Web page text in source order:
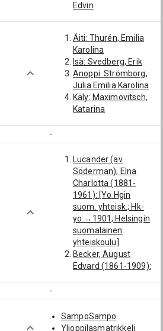
Edvin
Äiti: Thurén, Emilia
Karolina
Isä: Svedberg, Erik
Anoppi: Strömborg,
Julia Emilia Karolina
Käly: Maximovitsch,
Katarina
-
Lucander (av
Söderman), Elna
Charlotta (1881-
1961): [Yo Hgin
suom. yhteisk.; Hk-
yo →1901; Helsingin
suomalainen
yhteiskoulu]
Becker, August
Edvard (1861-1909):
von Willebrand,
Victor Mathias
(1853-1880):
-
SampoSampo
Ylioppilasmatrikkeli